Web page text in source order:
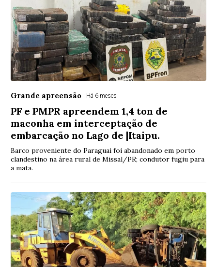
Grande apreensão Há 6 meses
PF e PMPR apreendem 1,4 ton de
maconha em interceptação de
embarcação no Lago de |Itaipu.
Barco proveniente do Paraguai foi abandonado em porto
clandestino na área rural de Missal/PR; condutor fugiu para
a mata.